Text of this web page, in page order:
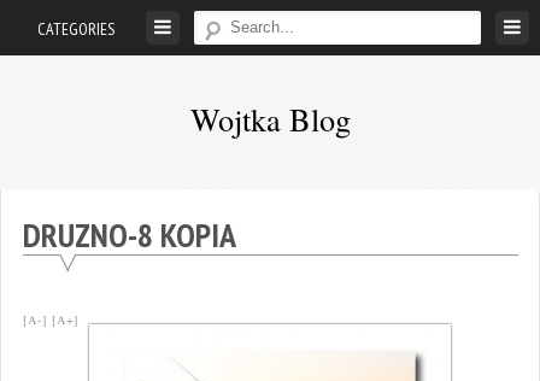
CATEGORIES
Wojtka Blog
…
DRUZNO-8 KOPIA
[A-] [A+]